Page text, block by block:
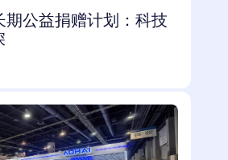
期公益捐赠计划：科技